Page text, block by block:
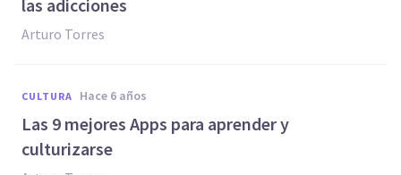
las adicciones
Arturo Torres
CULTURA hace 6 años
Las 9 mejores Apps para aprender y
culturizarse